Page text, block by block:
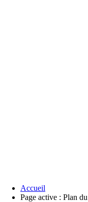
Accueil
Page active : Plan